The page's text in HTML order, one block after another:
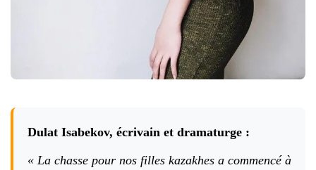
Dulat Isabekov, écrivain et dramaturge :
« La chasse pour nos filles kazakhes a commencé à